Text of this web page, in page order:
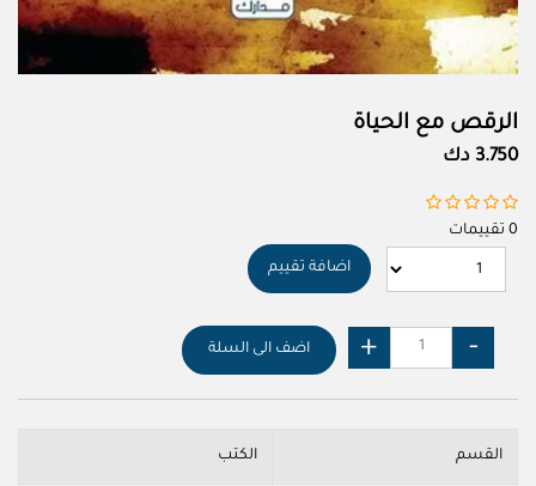
الرقص مع الحياة
3.750 دك
0 تقييمات
اضافة تقييم
اضف الى السلة
القسم الكتب